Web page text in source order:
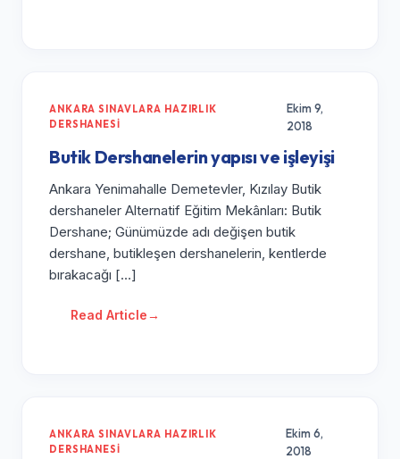
ANKARA SINAVLARA HAZIRLIK
DERSHANESI
Ekim 9,
2018
Butik Dershanelerin yapısı ve işleyişi
Ankara Yenimahalle Demetevler, Kızılay Butik
dershaneler Alternatif Eğitim Mekânları: Butik
Dershane; Günümüzde adı değişen butik
dershane, butikleşen dershanelerin, kentlerde
bırakacağı […]
Read Article→
ANKARA SINAVLARA HAZIRLIK
DERSHANESI
Ekim 6,
2018